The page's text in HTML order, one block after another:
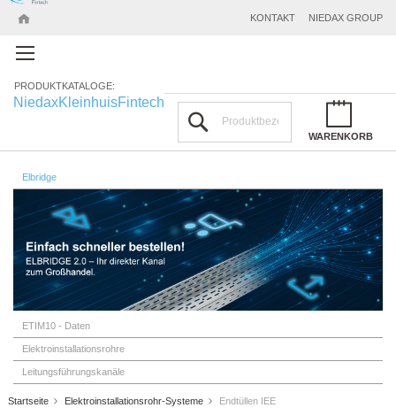
NIEDAX GROUP
KONTAKT
PRODUKTKATALOGE:
NiedaxKleinhuisFintech
WARENKORB
Elbridge
ETIM10 - Daten
Elektroinstallationsrohre
Leitungsführungskanäle
Startseite Elektroinstallationsrohr-Systeme Endtüllen IEE